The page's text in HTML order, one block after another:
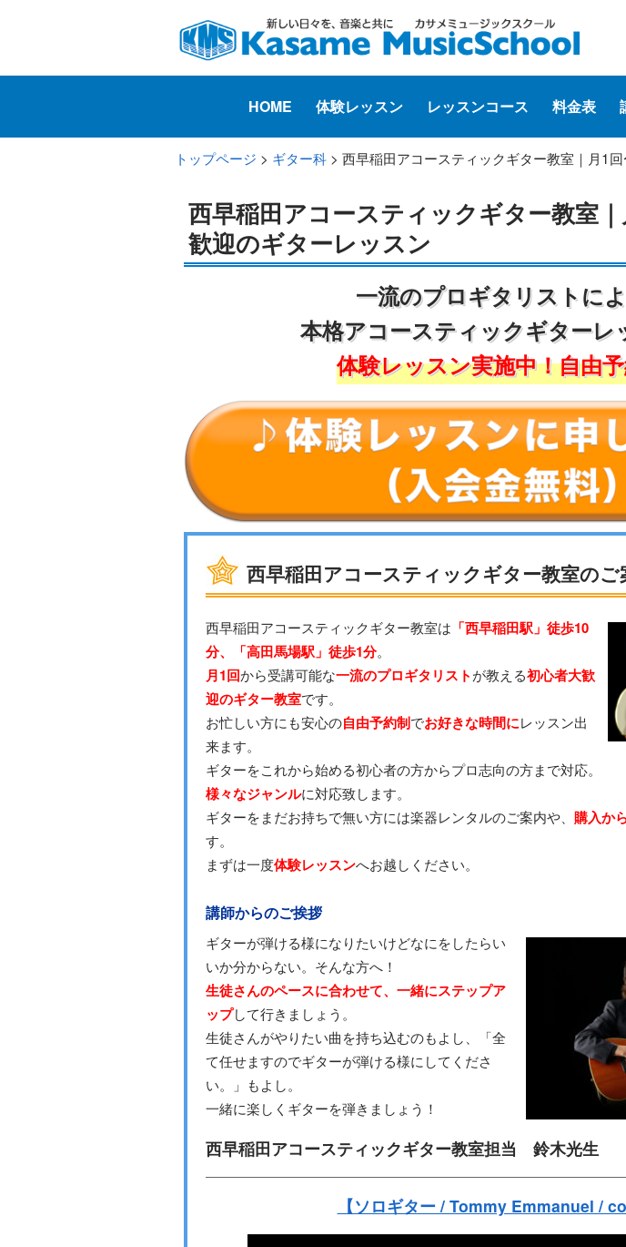
HOME 体験レッスン レッスンコース 料金表
トップページ > ギター科 > 西早稲田アコースティックギター教室｜月1
西早稲田アコースティックギター教室
歓迎のギターレッスン
一流のプロギタリストに
本格アコースティックギターレ
体験レッスン実施中！自由
西早稲田アコースティックギター教室のご
西早稲田アコースティックギター教室は 「西早稲田駅」徒歩10
分、「高田馬場駅」徒歩1分。
月1回から受講可能な一流のプロギタリストが教える初心者大歓
迎のギター教室です。
お忙しい方にも安心の自由予約制でお好きな時間にレッスン出
来ます。
ギターをこれから始める初心者の方からプロ志向の方まで対応。
様々なジャンルに対応致します。
ギターをまだお持ちで無い方には楽器レンタルのご案内や、 購入か
す。
まずは一度体験レッスンへお越しください。
講師からのご挨拶
ギターが弾ける様になりたいけどなにをしたらい
いか分からない。そんな方へ！
生徒さんのペースに合わせて、一緒にステップア
ップして行きましょう。
生徒さんがやりたい曲を持ち込むのもよし、「全
て任せますのでギターが弾ける様にしてくださ
い。」もよし。
一緒に楽しくギターを弾きましょう！
西早稲田アコースティックギター教室担当 鈴木光生
【ソロギター / Tommy Emmanuel /